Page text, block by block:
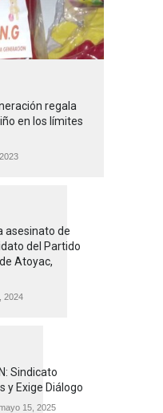
regala
en los límites
asesinato de
del Partido
Atoyac,
2024
Sindicato
y Exige Diálogo
15, 2025